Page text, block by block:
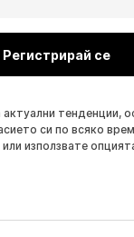
Регистрирай се
тенденции,
си по всяко
или използвате